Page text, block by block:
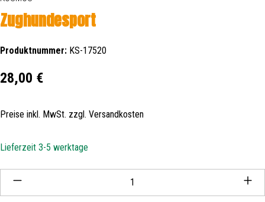
Zughundesport
Produktnummer: KS-17520
Regulärer Preis:
28,00 €
Preise inkl. MwSt. zzgl. Versandkosten
Lieferzeit 3-5 werktage
Produkt Anzahl: Gib den gewünschten Wert ein oder